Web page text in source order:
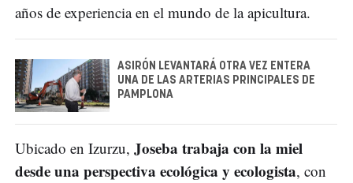
años de experiencia en el mundo de la apicultura.
ASIRÓN LEVANTARÁ OTRA VEZ ENTERA
UNA DE LAS ARTERIAS PRINCIPALES DE
PAMPLONA
Ubicado en Izurzu, Joseba trabaja con la miel
desde una perspectiva ecológica y ecologista, con